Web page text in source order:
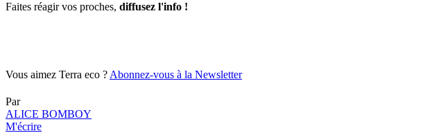
Faites réagir vos proches, diffusez l'info !
Vous aimez Terra eco ? Abonnez-vous à la Newsletter
Par
ALICE BOMBOY
M'écrire